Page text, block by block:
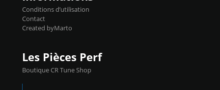
Conditions d’utilisation
Contact
Created byMarto
Les Pièces Perf
Boutique CR Tune Shop